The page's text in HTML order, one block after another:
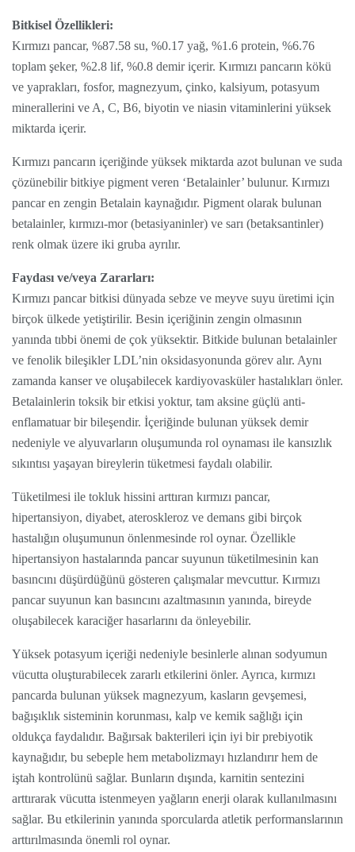
Bitkisel Özellikleri:
Kırmızı pancar, %87.58 su, %0.17 yağ, %1.6 protein, %6.76
toplam şeker, %2.8 lif, %0.8 demir içerir. Kırmızı pancarın kökü
ve yaprakları, fosfor, magnezyum, çinko, kalsiyum, potasyum
minerallerini ve A, C, B6, biyotin ve niasin vitaminlerini yüksek
miktarda içerir.
Kırmızı pancarın içeriğinde yüksek miktarda azot bulunan ve suda
çözünebilir bitkiye pigment veren ‘Betalainler’ bulunur. Kırmızı
pancar en zengin Betalain kaynağıdır. Pigment olarak bulunan
betalainler, kırmızı-mor (betasiyaninler) ve sarı (betaksantinler)
renk olmak üzere iki gruba ayrılır.
Faydası ve/veya Zararları:
Kırmızı pancar bitkisi dünyada sebze ve meyve suyu üretimi için
birçok ülkede yetiştirilir. Besin içeriğinin zengin olmasının
yanında tıbbi önemi de çok yüksektir. Bitkide bulunan betalainler
ve fenolik bileşikler LDL’nin oksidasyonunda görev alır. Aynı
zamanda kanser ve oluşabilecek kardiyovasküler hastalıkları önler.
Betalainlerin toksik bir etkisi yoktur, tam aksine güçlü anti-
enflamatuar bir bileşendir. İçeriğinde bulunan yüksek demir
nedeniyle ve alyuvarların oluşumunda rol oynaması ile kansızlık
sıkıntısı yaşayan bireylerin tüketmesi faydalı olabilir.
Tüketilmesi ile tokluk hissini arttıran kırmızı pancar,
hipertansiyon, diyabet, ateroskleroz ve demans gibi birçok
hastalığın oluşumunun önlenmesinde rol oynar. Özellikle
hipertansiyon hastalarında pancar suyunun tüketilmesinin kan
basıncını düşürdüğünü gösteren çalışmalar mevcuttur. Kırmızı
pancar suyunun kan basıncını azaltmasının yanında, bireyde
oluşabilecek karaciğer hasarlarını da önleyebilir.
Yüksek potasyum içeriği nedeniyle besinlerle alınan sodyumun
vücutta oluşturabilecek zararlı etkilerini önler. Ayrıca, kırmızı
pancarda bulunan yüksek magnezyum, kasların gevşemesi,
bağışıklık sisteminin korunması, kalp ve kemik sağlığı için
oldukça faydalıdır. Bağırsak bakterileri için iyi bir prebiyotik
kaynağıdır, bu sebeple hem metabolizmayı hızlandırır hem de
iştah kontrolünü sağlar. Bunların dışında, karnitin sentezini
arttırarak vücutta istenmeyen yağların enerji olarak kullanılmasını
sağlar. Bu etkilerinin yanında sporcularda atletik performanslarının
arttırılmasında önemli rol oynar.